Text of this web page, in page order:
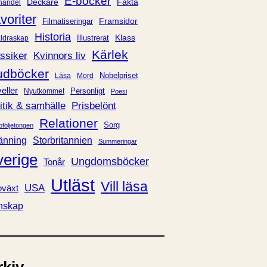
Filmatiseringar Framsidor
Historia Illustrerat Klass
Kvinnors liv Kärlek
Läsa Mord Nobelpriset
Nyutkommet Personligt Poesi
& samhälle Prisbelönt
Relationer Sorg
Storbritannien Summeringar
Tonår Ungdomsböcker
USA Utläst Vill läsa